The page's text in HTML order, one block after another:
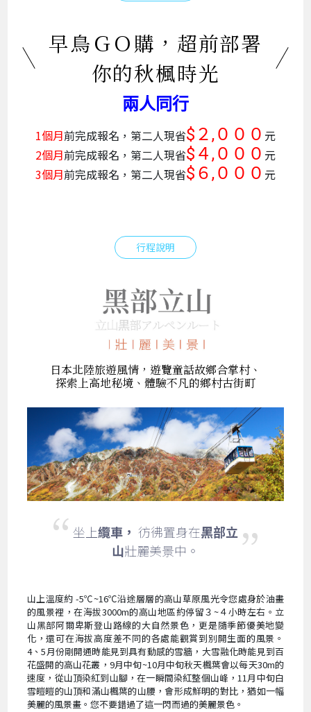
早鳥ＧＯ購，超前部署
你的秋楓時光
兩人同行
1個月前完成報名，第二人現省$２,０００ 元
2個月前完成報名，第二人現省$４,０００ 元
3個月前完成報名，第二人現省$６,０００ 元
行程說明
日本北陸旅遊風情，遊覽童話故鄉合掌村、
探索上高地秘境、體驗不凡的鄉村古街町
坐上纜車， 彷彿置身在黑部立
山壯麗美景中。
山上溫度約 -5℃~16℃沿途層層的高山草原風光令您處身於油畫
的風景裡，在海拔3000m的高山地區約停留３~４小時左右。立
山黑部阿爾卑斯登山路線的大自然景色，更是隨季節優美地變
化，還可在海拔高度差不同的各處能觀賞到別開生面的風景。
4、5月份剛開通時能見到具有動感的雪牆，大雪融化時能見到百
花盛開的高山花叢，9月中旬~10月中旬秋天楓葉會以每天30m的
速度，從山頂染紅到山腳，在一瞬間染紅整個山峰，11月中旬白
雪皚皚的山頂和滿山楓葉的山腰，會形成鮮明的對比，猶如一幅
美麗的風景畫。您不要錯過了這一閃而過的美麗景色。